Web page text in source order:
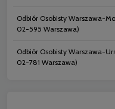
Odbiór Osobisty Warszawa-
02-595 Warszawa)
Odbiór Osobisty Warszawa-
02-781 Warszawa)